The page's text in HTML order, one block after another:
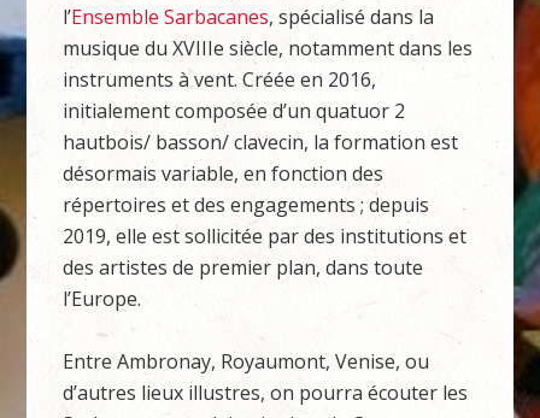
l’Ensemble Sarbacanes, spécialisé dans la
musique du XVIIIe siècle, notamment dans les
instruments à vent. Créée en 2016,
initialement composée d’un quatuor 2
hautbois/ basson/ clavecin, la formation est
désormais variable, en fonction des
répertoires et des engagements ; depuis
2019, elle est sollicitée par des institutions et
des artistes de premier plan, dans toute
l’Europe.
Entre Ambronay, Royaumont, Venise, ou
d’autres lieux illustres, on pourra écouter les